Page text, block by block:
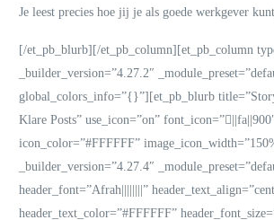
Je leest precies hoe jij je als goede werkgever
[/et_pb_blurb][/et_pb_column][et_pb_column
_builder_version=”4.27.2″
global_colors_info=”{}”][et_pb_blurb
Klare Posts” use_icon=”on”
icon_color=”#FFFFFF”
_builder_version=”4.27.4″
header_font=”Afrah||||||||”
header_text_color=”#FFFFFF”